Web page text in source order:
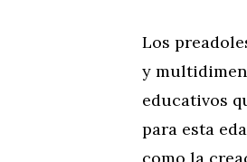
Los
y
educativos
para esta
como la